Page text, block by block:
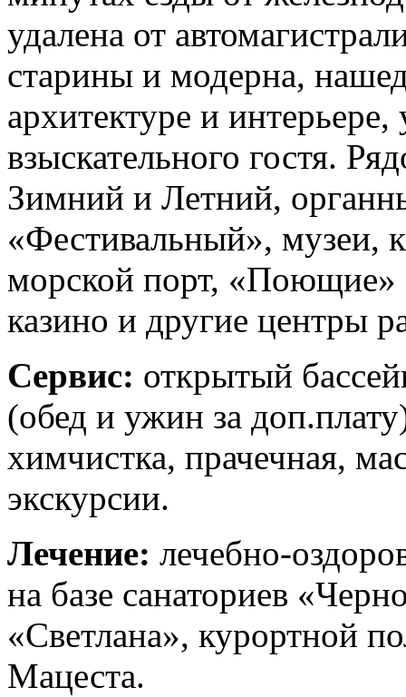
удалена от
старины и модерна,
архитектуре и
взыскательного гостя.
Зимний и Летний,
«Фестивальный», музеи,
морской порт, «Поющие»
казино и другие центры
Сервис: открытый
(обед и ужин за
химчистка, прачечная,
экскурсии.
Лечение: лечебно-
на базе санаториев
«Светлана», курортной
Мацеста.